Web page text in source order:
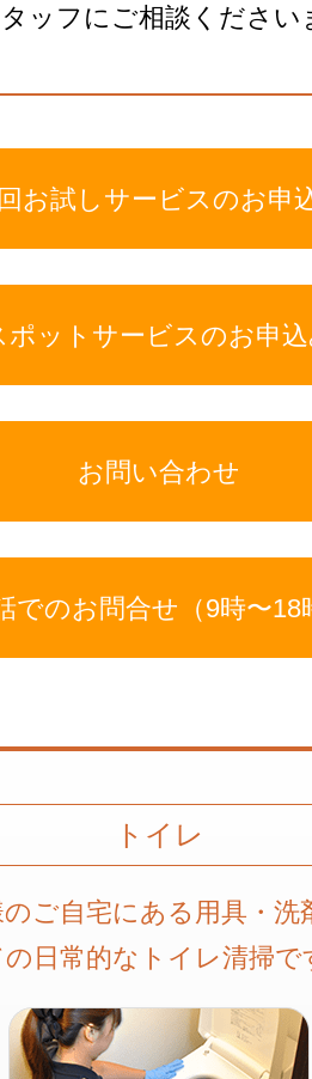
ッフにご相談ください
お試しサービスのお申
ポットサービスのお申
お問い合わせ
でのお問合せ（9時〜18
トイレ
ご自宅にある用具・洗
の日常的なトイレ清掃で